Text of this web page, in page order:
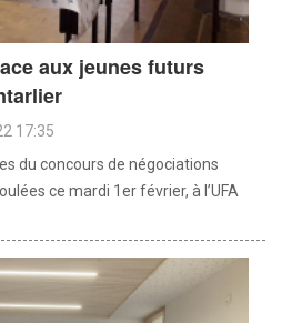
aux jeunes futurs
17:35
du concours de négociations
ce mardi 1er février, à l’UFA